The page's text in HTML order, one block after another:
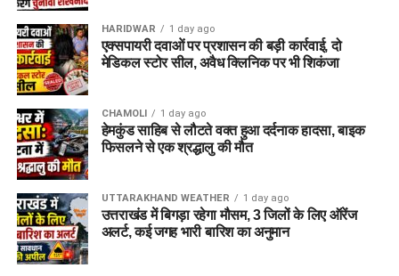
HARIDWAR 1 day ago
एक्सपायरी दवाओं पर प्रशासन की बड़ी कार्रवाई, दो
मेडिकल स्टोर सील, अवैध क्लिनिक पर भी शिकंजा
CHAMOLI 1 day ago
हेमकुंड साहिब से लौटते वक्त हुआ दर्दनाक हादसा, बाइक
फिसलने से एक श्रद्धालु की मौत
UTTARAKHAND WEATHER 1 day ago
उत्तराखंड में बिगड़ा रहेगा मौसम, 3 जिलों के लिए ऑरेंज
अलर्ट, कई जगह भारी बारिश का अनुमान